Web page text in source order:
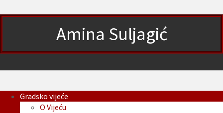
Amina Suljagić
Gradsko vijeće
O Vijeću